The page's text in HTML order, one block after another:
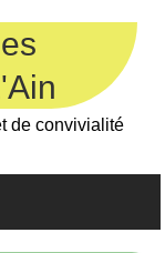
de convivialité